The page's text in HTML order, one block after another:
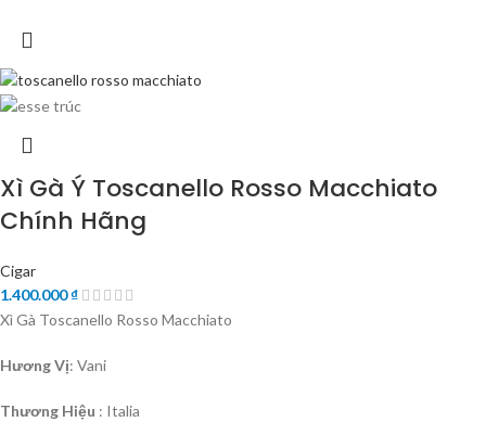
Xì Gà Ý Toscanello Rosso Macchiato
Chính Hãng
Cigar
1.400.000₫
Xì Gà Toscanello Rosso Macchiato
Hương Vị: Vani
Thương Hiệu : Italia